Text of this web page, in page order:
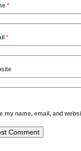
*
*
my name, email, and